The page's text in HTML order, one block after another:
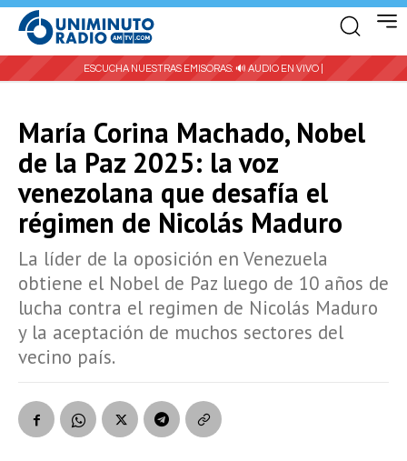
ESCUCHA NUESTRAS EMISORAS: 🔊 AUDIO EN VIVO |
María Corina Machado, Nobel
de la Paz 2025: la voz
venezolana que desafía el
régimen de Nicolás Maduro
La líder de la oposición en Venezuela
obtiene el Nobel de Paz luego de 10 años de
lucha contra el regimen de Nicolás Maduro
y la aceptación de muchos sectores del
vecino país.